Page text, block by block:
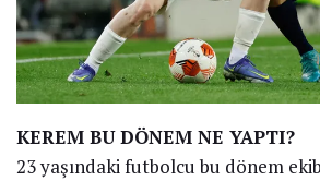
KEREM BU DÖNEM NE YAPTI?
23 yaşındaki futbolcu bu dönem